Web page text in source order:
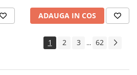
ADAUGA IN COS
1 2 3 ... 62